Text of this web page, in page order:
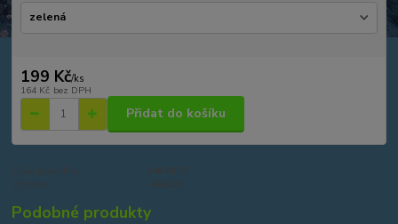
199 Kč/ks
164 Kč bez DPH
Přidat do košíku
Podobné produkty